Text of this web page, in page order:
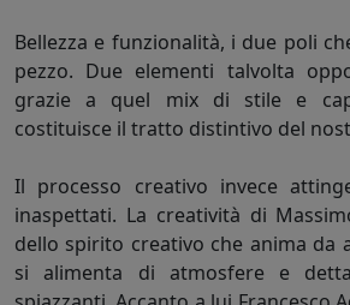
Bellezza e funzionalità, i due poli
pezzo. Due elementi talvolta
grazie a quel mix di stile e
costituisce il tratto distintivo del
Il processo creativo invece
inaspettati. La creatività di
dello spirito creativo che anima da
si alimenta di atmosfere e